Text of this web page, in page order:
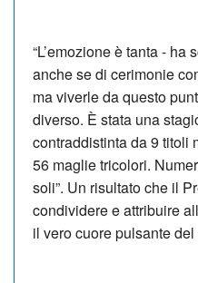
“L’emozione è tanta - ha
anche se di cerimonie
ma viverle da questo
diverso. È stata una
contraddistinta da 9 titoli
56 maglie tricolori.
soli”. Un risultato che il
condividere e attribuire
il vero cuore pulsante